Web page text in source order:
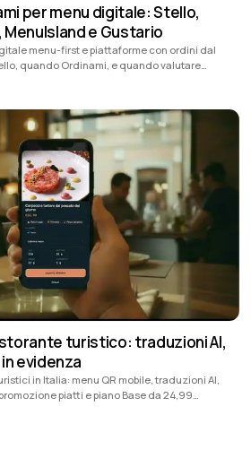
per menu digitale: Stello,
e Gustario
menu-first e piattaforme con ordini dal
quando Ordinami, e quando valutare
o Gustario.
turistico: traduzioni AI,
evidenza
in Italia: menu QR mobile, traduzioni AI,
piatti e piano Base da 24,99